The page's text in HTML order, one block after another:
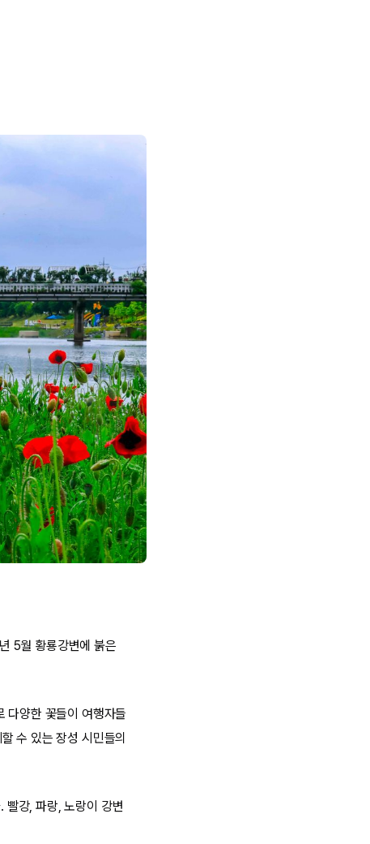
5월 황룡강변에 붉은
다양한 꽃들이 여행자들
수 있는 장성 시민들의
빨강, 파랑, 노랑이 강변